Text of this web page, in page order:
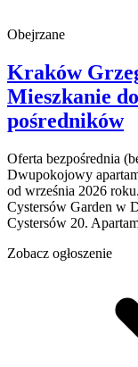
Obejrzane
Kraków
Mieszkanie
pośredników
Oferta bezpośrednia
Dwupokojowy
od września 2026
Cystersów Garden w
Cystersów 20.
Zobacz ogłoszenie